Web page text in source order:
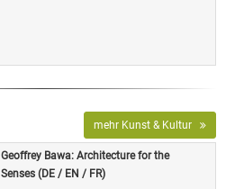
mehr Kunst & Kultur
Geoffrey Bawa: Architecture for the
Senses (DE / EN / FR)